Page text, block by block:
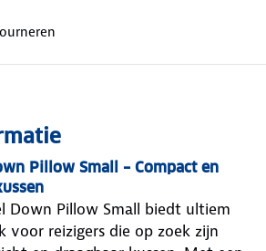
Pillow Small – Compact en
Down Pillow Small biedt ultiem
voor reizigers die op zoek zijn